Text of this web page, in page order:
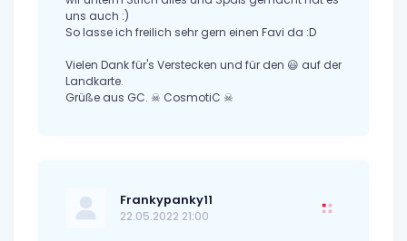
uns auch :)
So lasse ich freilich sehr gern einen Favi da :D
Vielen Dank für's Verstecken und für den 😃 auf der
Landkarte.
Grüße aus GC. ☠ CosmotiC ☠
Frankypanky11
22.05.2022 21:00